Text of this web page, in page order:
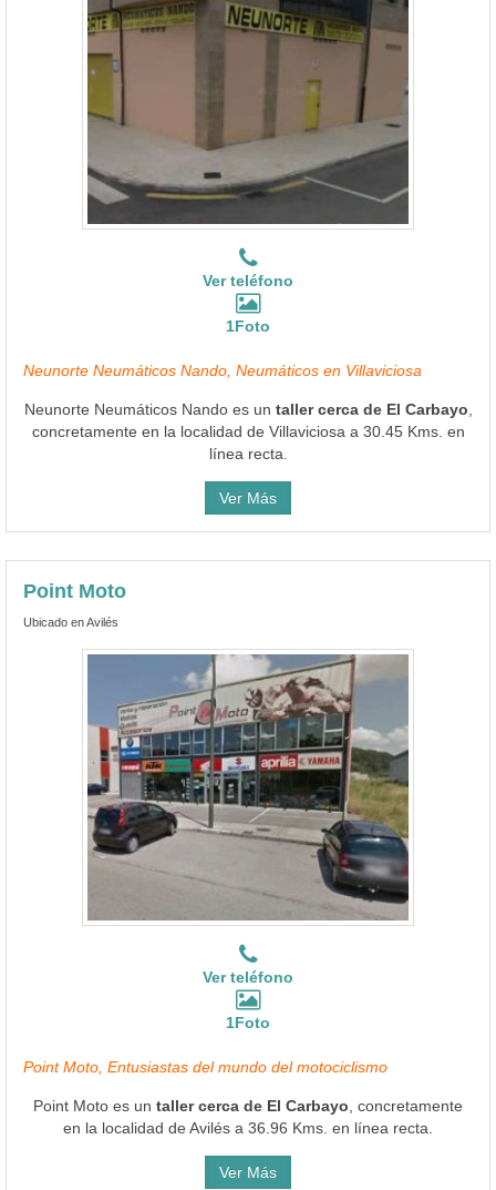
Ver teléfono
1Foto
Neunorte Neumáticos Nando, Neumáticos en Villaviciosa
Neunorte Neumáticos Nando es un taller cerca de El Carbayo
concretamente en la localidad de Villaviciosa a 30.45 Kms. en
línea recta.
Ver Más
Point Moto
Ubicado en Avilés
Ver teléfono
1Foto
Point Moto, Entusiastas del mundo del motociclismo
Point Moto es un taller cerca de El Carbayo , concretamente
en la localidad de Avilés a 36.96 Kms. en línea recta.
Ver Más